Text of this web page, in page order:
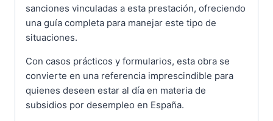
sanciones vinculadas a esta prestación, ofreciendo
una guía completa para manejar este tipo de
situaciones.
Con casos prácticos y formularios, esta obra se
convierte en una referencia imprescindible para
quienes deseen estar al día en materia de
subsidios por desempleo en España.